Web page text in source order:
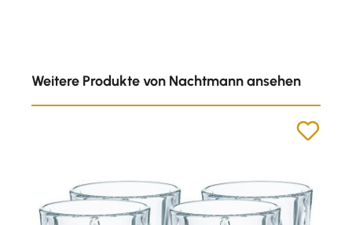
Weitere Produkte von Nachtmann ansehen